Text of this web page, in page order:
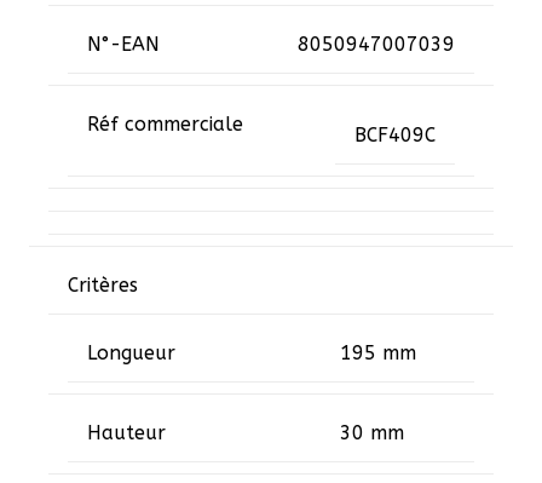
N°-EAN 8050947007039
Réf commerciale BCF409C
Critères
Longueur 195 mm
Hauteur 30 mm